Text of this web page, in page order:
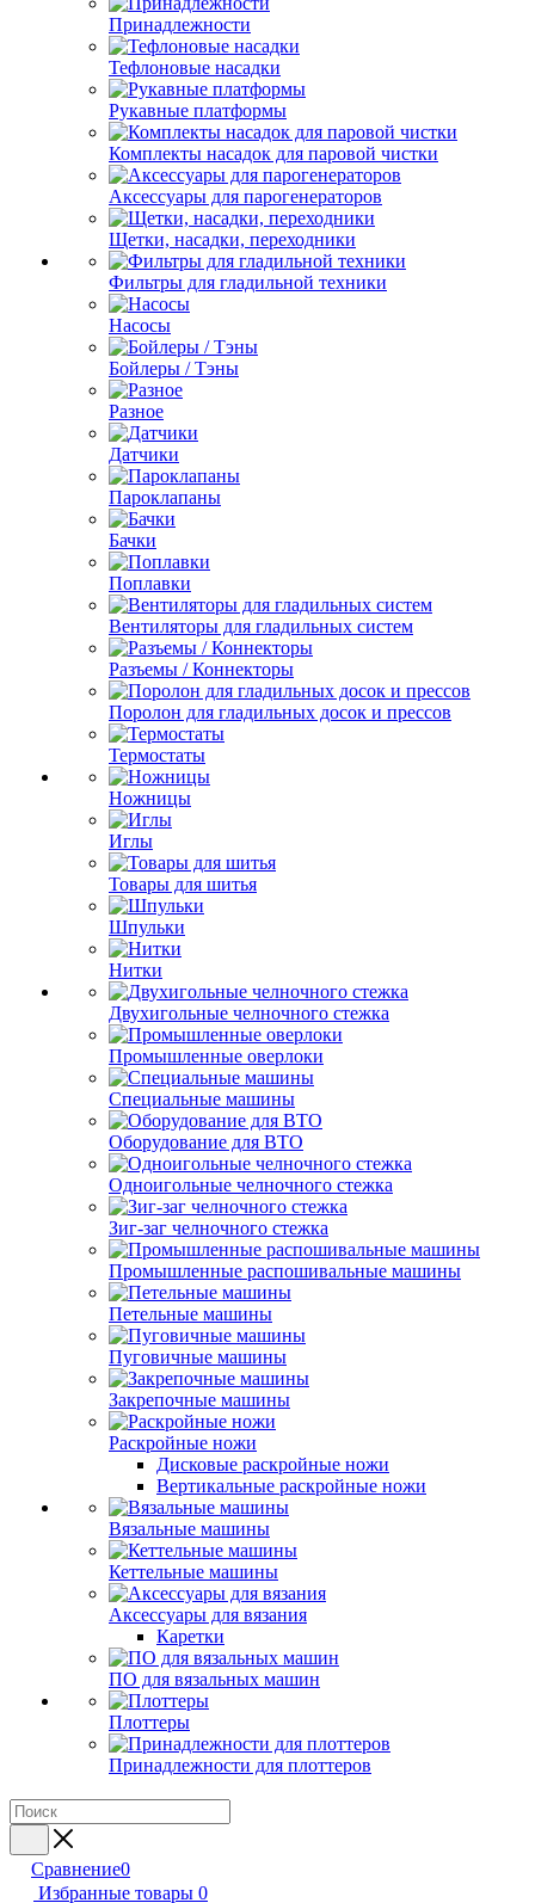
Принадлежности
Тефлоновые насадки
Рукавные платформы
Комплекты насадок для паровой чистки
Аксессуары для парогенераторов
Щетки, насадки, переходники
Фильтры для гладильной техники
Насосы
Бойлеры / Тэны
Разное
Датчики
Пароклапаны
Бачки
Поплавки
Вентиляторы для гладильных систем
Разъемы / Коннекторы
Поролон для гладильных досок и прессов
Термостаты
Ножницы
Иглы
Товары для шитья
Шпульки
Нитки
Двухигольные челночного стежка
Промышленные оверлоки
Специальные машины
Оборудование для ВТО
Одноигольные челночного стежка
Зиг-заг челночного стежка
Промышленные распошивальные машины
Петельные машины
Пуговичные машины
Закрепочные машины
Раскройные ножи
Дисковые раскройные ножи
Вертикальные раскройные ножи
Вязальные машины
Кеттельные машины
Аксессуары для вязания
Каретки
ПО для вязальных машин
Плоттеры
Принадлежности для плоттеров
Сравнение0
Избранные товары 0